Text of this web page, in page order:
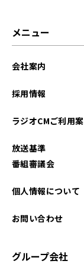
メニュー
会社案内
採用情報
ラジオCMご利用
放送基準
番組審議会
個人情報について
お問い合わせ
グループ会社